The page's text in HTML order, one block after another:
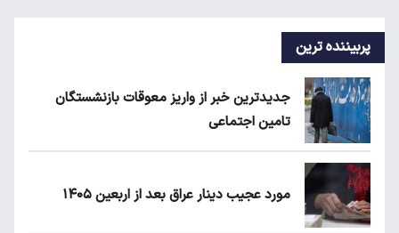
پربیننده ترین
جدیدترین خبر از واریز معوقات بازنشستگان
تامین اجتماعی
مورد عجیب دینار عراق بعد از اربعین ۱۴۰۵